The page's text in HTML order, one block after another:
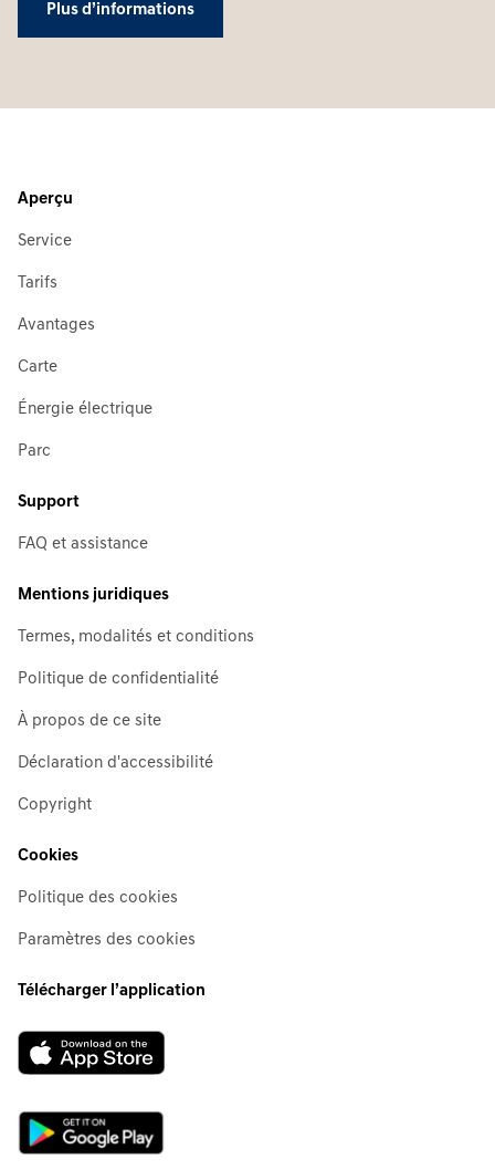
Plus d’informations
Aperçu
Service
Tarifs
Avantages
Carte
Énergie électrique
Parc
Support
FAQ et assistance
Mentions juridiques
Termes, modalités et conditions
Politique de confidentialité
À propos de ce site
Déclaration d'accessibilité
Copyright
Cookies
Politique des cookies
Paramètres des cookies
Télécharger l’application